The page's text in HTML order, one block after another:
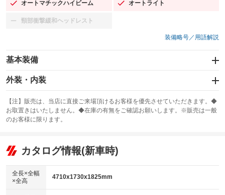
オートマチックハイビーム
：装備あり オートライト
：装備あり
頸部衝撃緩和ヘッドレスト
：装備なし
装備略号／用語解説
基本装備
エアバッグ：運転席/助手席/サイド
：装備あり
：装備あり
サンルーフ
：装備なし ABS
リフトアップ
：装備なし
：装備なし
パワーウィンドウ
外装・内装
カーナビ：SDナビ
：装備あり
TV：フルセグ
：装備あり
ビジュアル：-／DVD再生
：装備あり
：装備あり
革シート
【注】販売は、当店に直接ご来場頂けるお客様を優先させていただきます。◆
お取置きはいたしません。◆在庫の有無をご確認お願いします。※販売は一般
のお客様に限ります。
カタログ情報(新車時)
全長×全幅
×全高
4710x1730x1825mm